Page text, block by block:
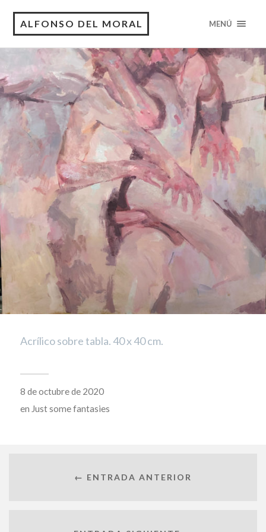
ALFONSO DEL MORAL MENÚ
Acrílico sobre tabla. 40 x 40 cm.
8 de octubre de 2020
en Just some fantasies
← ENTRADA ANTERIOR